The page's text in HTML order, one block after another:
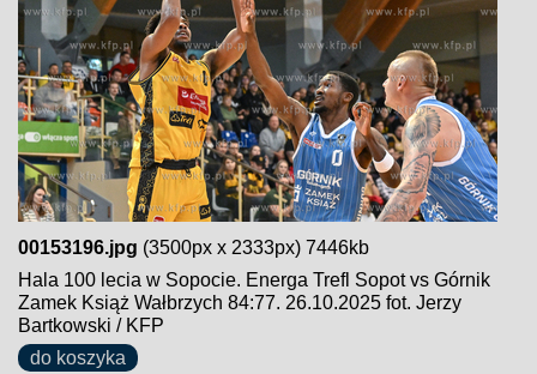
00153196.jpg (3500px x 2333px) 7446kb
Hala 100 lecia w Sopocie. Energa Trefl Sopot vs Górnik
Zamek Książ Wałbrzych 84:77. 26.10.2025 fot. Jerzy
Bartkowski / KFP
do koszyka